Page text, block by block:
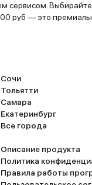
сервисом.
руб — это
Сочи
Тольятти
Самара
Екатеринбург
Все города
Описание продукта
Политика
Правила работы